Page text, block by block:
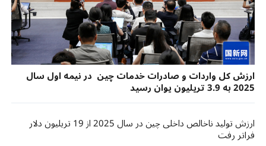
ارزش کل واردات و صادرات خدمات چین در نیمه اول سال
2025 به 3.9 تریلیون یوان رسید
ارزش تولید ناخالص داخلی چین در سال 2025 از 19 تریلیون دلار
فراتر رفت